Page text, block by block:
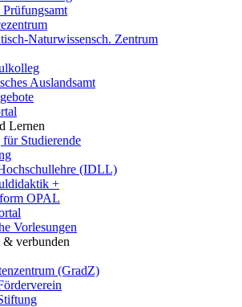
Prüfungsamt
Naturwissensch. Zentrum
Auslandsamt
Lernen
Studierende
(IDLL)
+
OPAL
Vorlesungen
& verbunden
(GradZ)